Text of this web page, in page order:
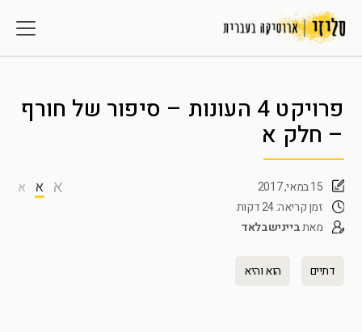
פרויקט 4 העונות – סיפור של חורף
– חלק א
א א א
15 במאי, 2017
זמן קריאה: 24 דקות
מאתביינישבלאד
דתיים הוא והיא